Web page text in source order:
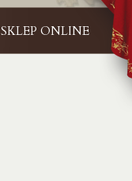
SKLEP ONLINE